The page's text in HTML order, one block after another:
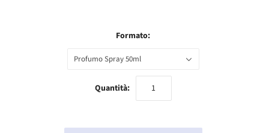
Formato:
Profumo Spray 50ml
Quantità: